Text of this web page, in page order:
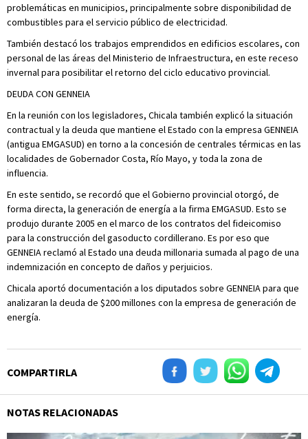
problemáticas en municipios, principalmente sobre disponibilidad de
combustibles para el servicio público de electricidad.
También destacó los trabajos emprendidos en edificios escolares, con
personal de las áreas del Ministerio de Infraestructura, en este receso
invernal para posibilitar el retorno del ciclo educativo provincial.
DEUDA CON GENNEIA
En la reunión con los legisladores, Chicala también explicó la situación
contractual y la deuda que mantiene el Estado con la empresa GENNEIA
(antigua EMGASUD) en torno a la concesión de centrales térmicas en las
localidades de Gobernador Costa, Río Mayo, y toda la zona de
influencia.
En este sentido, se recordó que el Gobierno provincial otorgó, de
forma directa, la generación de energía a la firma EMGASUD. Esto se
produjo durante 2005 en el marco de los contratos del fideicomiso
para la construcción del gasoducto cordillerano. Es por eso que
GENNEIA reclamó al Estado una deuda millonaria sumada al pago de una
indemnización en concepto de daños y perjuicios.
Chicala aportó documentación a los diputados sobre GENNEIA para que
analizaran la deuda de $200 millones con la empresa de generación de
energía.
COMPARTIRLA
NOTAS RELACIONADAS